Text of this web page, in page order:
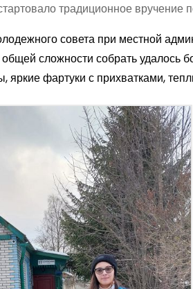
традиционное вручение
совета при местной
сложности собрать удалось
яркие фартуки с прихватками,